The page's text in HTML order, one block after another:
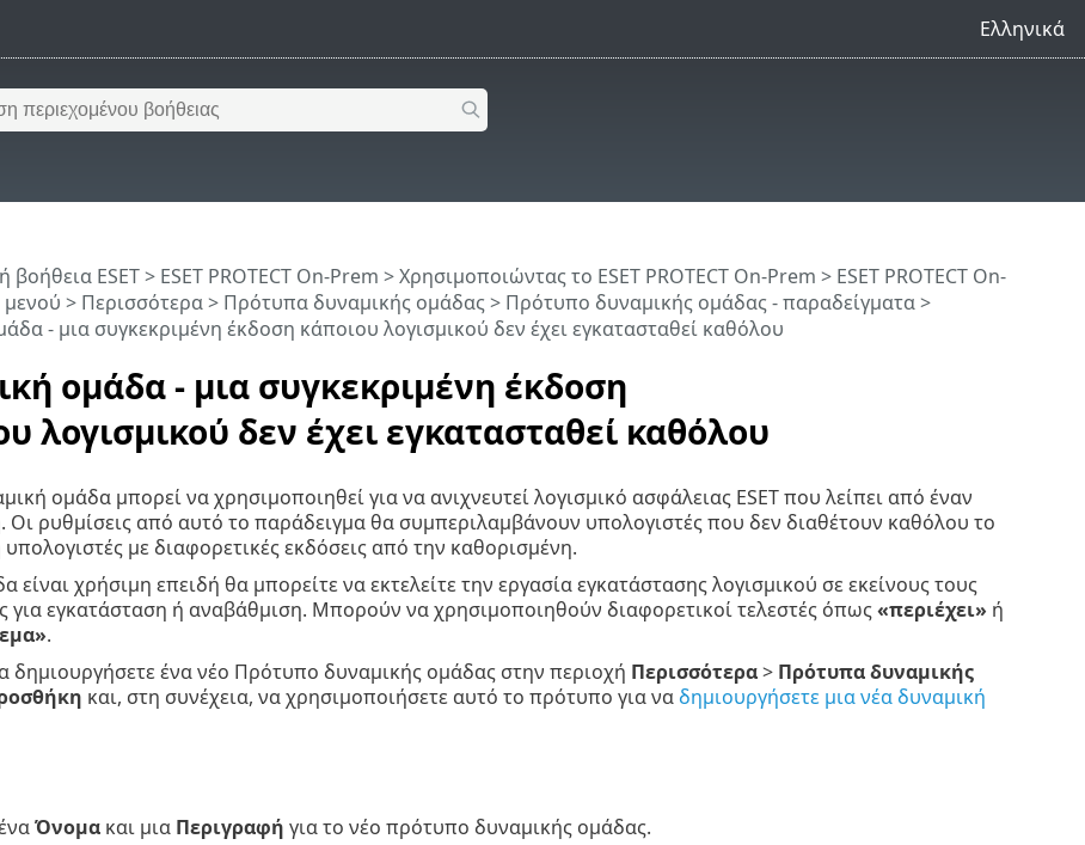
Ελληνικά
ομάδα - μια συγκεκριμένη έκδοση
λογισμικού δεν έχει εγκατασταθεί καθόλου
βοήθεια ESET> ESET PROTECT On-Prem >Χρησιμοποιώντας το ESET PROTECT On-Prem > ESET PROTECT On-
> Περισσότερα > Πρότυπα δυναμικής ομάδας> Πρότυπο δυναμικής ομάδας - παραδείγματα>
- μια συγκεκριμένη έκδοση κάποιου λογισμικού δεν έχει εγκατασταθεί καθόλου
ομάδα μπορεί να χρησιμοποιηθεί για να ανιχνευτεί λογισμικό ασφάλειας ESET που λείπει από έναν
Οι ρυθμίσεις από αυτό το παράδειγμα θα συμπεριλαμβάνουν υπολογιστές που δεν διαθέτουν καθόλου το
υπολογιστές με διαφορετικές εκδόσεις από την καθορισμένη.
είναι χρήσιμη επειδή θα μπορείτε να εκτελείτε την εργασία εγκατάστασης λογισμικού σε εκείνους τους
για εγκατάσταση ή αναβάθμιση. Μπορούν να χρησιμοποιηθούν διαφορετικοί τελεστές όπως«περιέχει» ή
.
δημιουργήσετε ένα νέο Πρότυπο δυναμικής ομάδας στην περιοχή Περισσότερα> Πρότυπα δυναμικής
και, στη συνέχεια, να χρησιμοποιήσετε αυτό το πρότυπο για ναδημιουργήσετε μια νέα δυναμική
Όνομακαι μια Περιγραφή για το νέο πρότυπο δυναμικής ομάδας.